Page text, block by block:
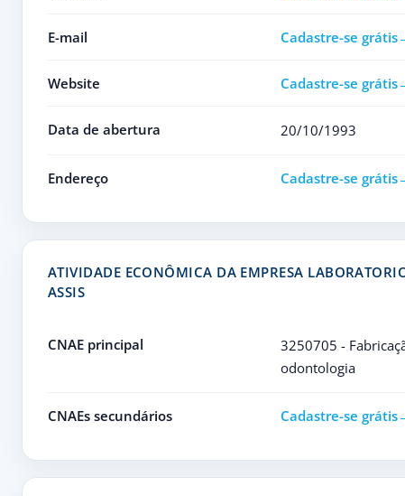
E-mail Cadastre-se grátis
Website Cadastre-se grátis
Data de abertura 20/10/1993
Endereço Cadastre-se grátis
ATIVIDADE ECONÔMICA DA EMPRESA
ASSIS
CNAE principal
3250705 -
odontologia
CNAEs secundários Cadastre-se grátis